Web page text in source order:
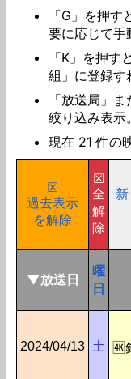
「G」を押
要に応じて手
「K」を押
組」に登録す
「放送局」
絞り込み表示。
現在 21 件の
☒
過去表示
を解除
☒
全
解
除
▼放送日
曜
日
2024/04/13 土 🆞